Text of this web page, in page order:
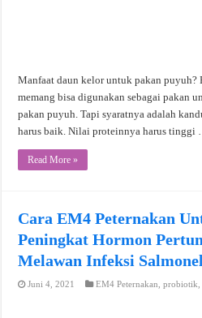
Manfaat daun kelor untuk pakan puyuh?
memang bisa digunakan sebagai pakan
pakan puyuh. Tapi syaratnya adalah
harus baik. Nilai proteinnya harus tinggi …
Read More »
Cara EM4 Peternakan
Peningkat Hormon
Melawan Infeksi
Juni 4, 2021 EM4 Peternakan ,probiotik